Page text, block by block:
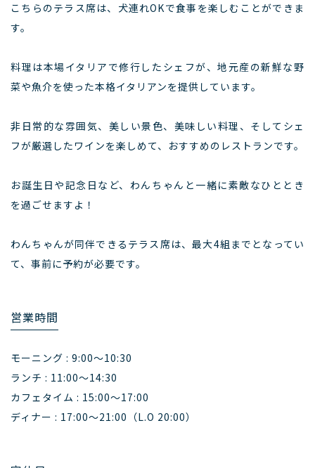
こちらのテラス席は、犬連れOKで食事を楽しむことができま
す。
料理は本場イタリアで修行したシェフが、地元産の新鮮な野
菜や魚介を使った本格イタリアンを提供しています。
非日常的な雰囲気、美しい景色、美味しい料理、そしてシェ
フが厳選したワインを楽しめて、おすすめのレストランです。
お誕生日や記念日など、わんちゃんと一緒に素敵なひととき
を過ごせますよ！
わんちゃんが同伴できるテラス席は、最大4組までとなってい
て、事前に予約が必要です。
営業時間
モーニング : 9:00〜10:30
ランチ : 11:00〜14:30
カフェタイム : 15:00〜17:00
ディナー : 17:00〜21:00（L.O 20:00）